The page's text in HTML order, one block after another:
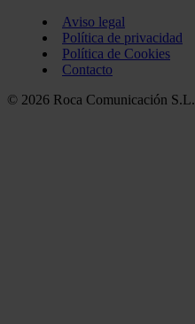
Aviso legal
Política de privacidad
Política de Cookies
Contacto
© 2026 Roca Comunicación S.L.